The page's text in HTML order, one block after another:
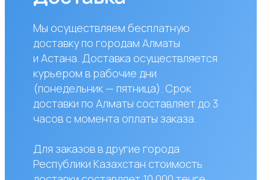
в другие города
составляет 10 000 тенге
адреса. Сроки
зависят от региона
от 1 до 8 рабочих дней.
самостоятельно забрать
адресу: Алматы, мкр. Кайрат